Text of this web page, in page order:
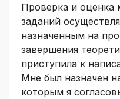
Проверка и оценка
заданий
назначенным на
завершения
приступила к
Мне был назначен
которым я